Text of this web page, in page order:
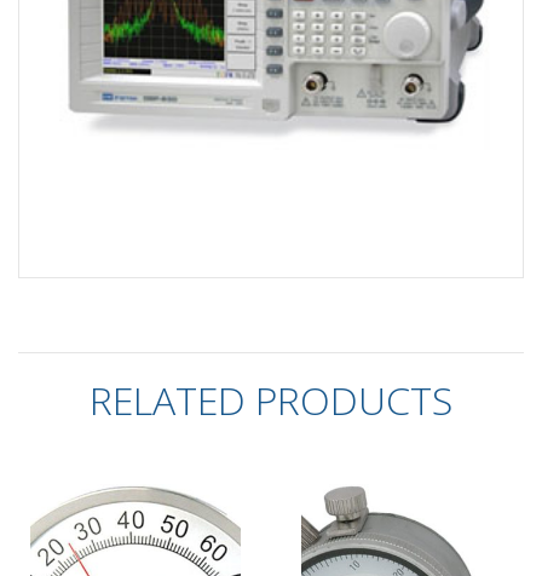
RELATED PRODUCTS